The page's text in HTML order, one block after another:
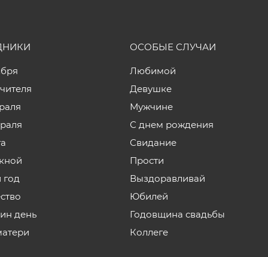
год
день
ОСОБЫЕ СЛУЧАИ
Любимой
Девушке
Мужчине
С днем рождения
Свидание
Прости
Выздоравливай
Юбилей
Годовщина свадьбы
Коллеге